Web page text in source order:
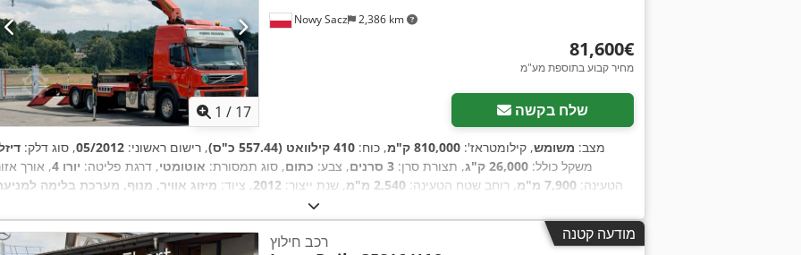
1 / 17
Nowy Sacz 2,386 km
‏81,600 ‏€
מחיר קבוע בתוספת מע"מ
שלח בקשה
מצב: משומש, קילומטראז': 810,000 ק"מ , כוח: 410 קילוואט (557.44 כ"ס) , רישום ראשוני: 05/2012, סוג דלק:
משקל כולל: 26,000 ק"ג , תצורת סרן: 3 סרנים , צבע: כתום, סוג תמסורת: אוטומטי, דרגת פליטה: יורו 4
, אורך
הטעינה: 7,900 מ"מ , רוחב שטח הטעינה: 2,540 מ"מ , שנת ייצור: 2012, ציוד: מיזוג אוויר, מנוף, מערכת בלימה
מודעה קטנה רכב חילוץ